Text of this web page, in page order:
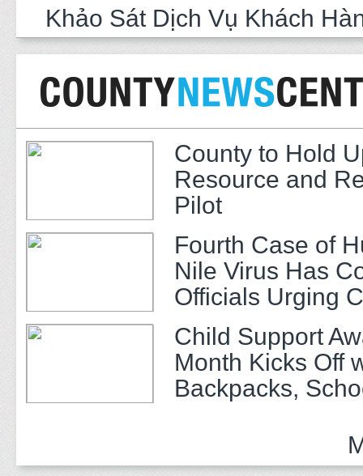
Khảo Sát Dịch Vụ Khách
County to Hold
Resource and
Pilot
Fourth Case of
Nile Virus Has
Officials Urging
Child Support
Month Kicks Off
Backpacks,